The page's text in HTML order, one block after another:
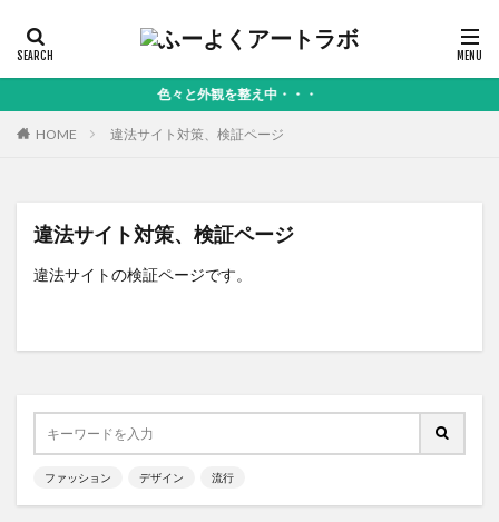
色々と外観を整え中・・・
HOME 違法サイト対策、検証ページ
違法サイト対策、検証ページ
違法サイトの検証ページです。
ファッション デザイン 流行